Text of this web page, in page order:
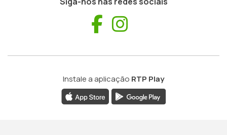
Facebook
Instale a aplicação RTP Play